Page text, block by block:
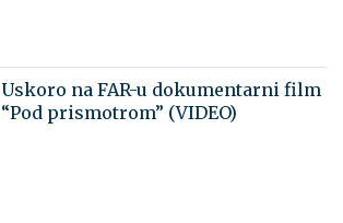
Uskoro na FAR-u dokumentarni film
“Pod prismotrom” (VIDEO)